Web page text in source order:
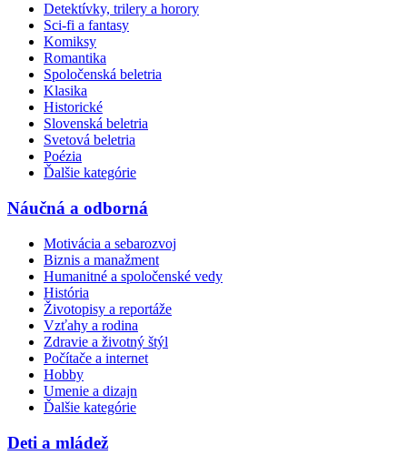
Detektívky, trilery a horory
Sci-fi a fantasy
Komiksy
Romantika
Spoločenská beletria
Klasika
Historické
Slovenská beletria
Svetová beletria
Poézia
Ďalšie kategórie
Náučná a odborná
Motivácia a sebarozvoj
Biznis a manažment
Humanitné a spoločenské vedy
História
Životopisy a reportáže
Vzťahy a rodina
Zdravie a životný štýl
Počítače a internet
Hobby
Umenie a dizajn
Ďalšie kategórie
Deti a mládež